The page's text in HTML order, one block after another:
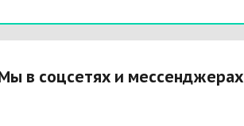
в соцсетях и мессенджерах